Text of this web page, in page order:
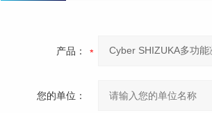
产品：
您的单位：